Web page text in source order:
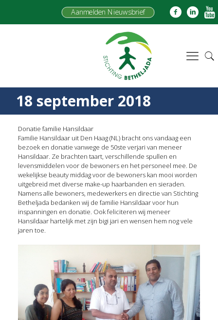
Aanmelden Nieuwsbrief
18 september 2018
Donatie familie Hansildaar
Familie Hansildaar uit Den Haag (NL) bracht ons vandaag een
bezoek en donatie vanwege de 50ste verjari van meneer
Hansildaar. Ze brachten taart, verschillende spullen en
levensmiddelen voor de bewoners en het personeel mee. De
wekelijkse beauty middag voor de bewoners kan mooi worden
uitgebreid met diverse make-up haarbanden en sieraden.
Namens alle bewoners, medewerkers en directie van Stichting
Betheljada bedanken wij de familie Hansildaar voor hun
inspanningen en donatie. Ook feliciteren wij meneer
Hansildaar hartelijk met zijn bigi jari en wensen hem nog vele
jaren toe.